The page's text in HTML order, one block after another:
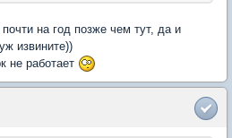
на год позже чем тут, да и
извините))
не работает